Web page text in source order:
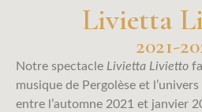
Livietta
2021-
Notre spectacle Livietta Livietto
musique de Pergolèse et
entre l’automne 2021 et janvier